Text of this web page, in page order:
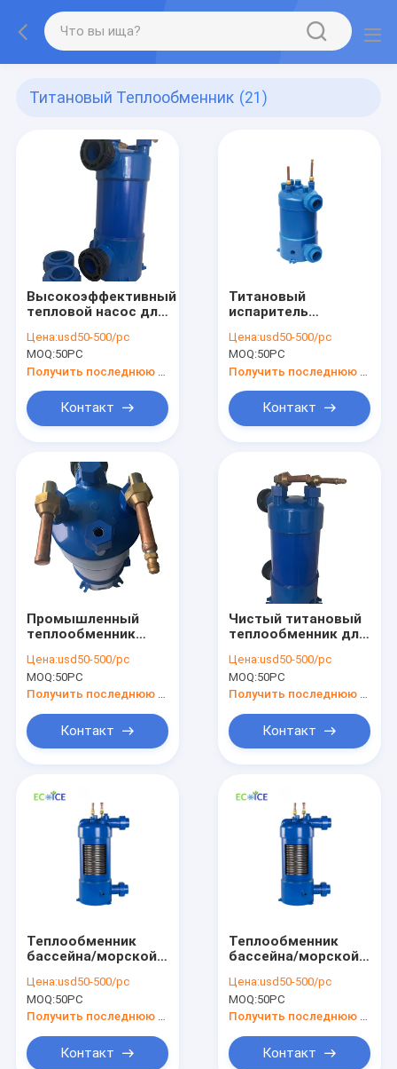
Титановый Теплообменник (21)
Высокоэффективный
тепловой насос для
использует
титановую трубку
1,5 л.с. и
теплообменник из
PVC
Цена:usd50-500/pc
MOQ:50PC
Контакт
Титановый
испаритель
теплового насоса
бассейна
Цена:usd50-500/pc
MOQ:50PC
Контакт
Промышленный
теплообменник
Титановый
теплообменник
Цена:usd50-500/pc
MOQ:50PC
Контакт
Чистый титановый
теплообменник для
холодильника
аквариума
Цена:usd50-500/pc
MOQ:50PC
Контакт
Теплообменник
бассейна/морской
тепловой насос-
конденсатор
Цена:usd50-500/pc
MOQ:50PC
Получить последнюю цену
Контакт
Теплообменник
бассейна/морской
тепловой насос-
конденсатор
Цена:usd50-500/pc
MOQ:50PC
Получить последнюю цену
Контакт